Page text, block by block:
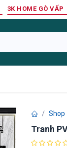
3K HOME GÒ VẤP
Shop
Tranh